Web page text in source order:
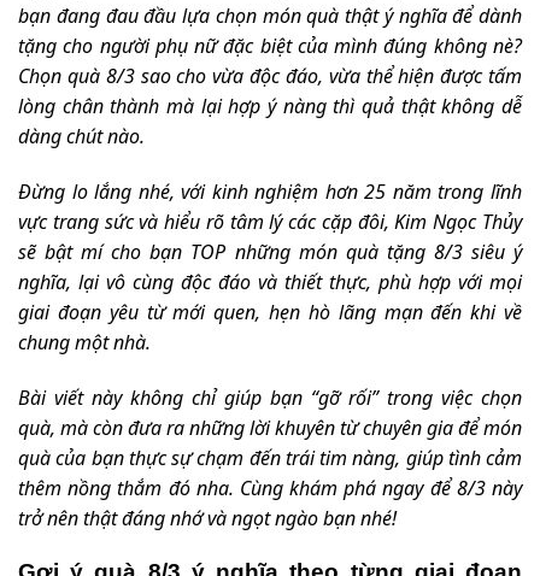
bạn đang đau đầu lựa chọn món quà thật ý nghĩa để dành
tặng cho người phụ nữ đặc biệt của mình đúng không nè?
Chọn quà 8/3 sao cho vừa độc đáo, vừa thể hiện được tấm
lòng chân thành mà lại hợp ý nàng thì quả thật không dễ
dàng chút nào.
Đừng lo lắng nhé, với kinh nghiệm hơn 25 năm trong lĩnh
vực trang sức và hiểu rõ tâm lý các cặp đôi, Kim Ngọc Thủy
sẽ bật mí cho bạn TOP những món quà tặng 8/3 siêu ý
nghĩa, lại vô cùng độc đáo và thiết thực, phù hợp với mọi
giai đoạn yêu từ mới quen, hẹn hò lãng mạn đến khi về
chung một nhà.
Bài viết này không chỉ giúp bạn “gỡ rối” trong việc chọn
quà, mà còn đưa ra những lời khuyên từ chuyên gia để món
quà của bạn thực sự chạm đến trái tim nàng, giúp tình cảm
thêm nồng thắm đó nha. Cùng khám phá ngay để 8/3 này
trở nên thật đáng nhớ và ngọt ngào bạn nhé!